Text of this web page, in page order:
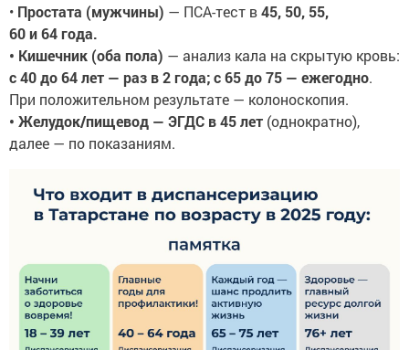
• Простата (мужчины) — ПСА-тест в45, 50, 55,
60 и 64 года.
• Кишечник (оба пола) — анализ кала на скрытую кровь:
с 40 до 64 лет — раз в 2 года; с 65 до 75 — ежегодно.
При положительном результате — колоноскопия.
• Желудок/пищевод — ЭГДС в 45 лет (однократно),
далее — по показаниям.